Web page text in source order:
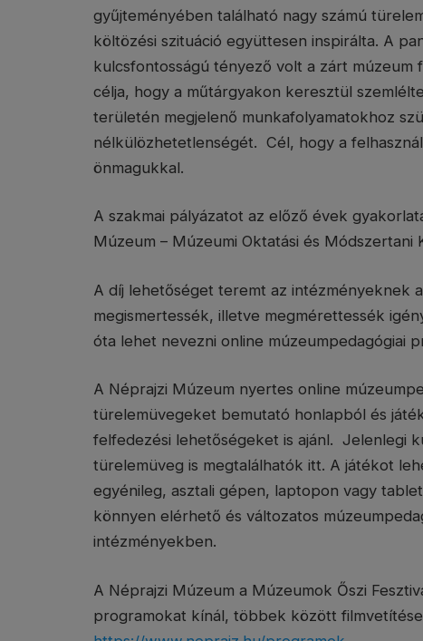
gyűjteményében található nagy számú
költözési szituáció együttesen inspirálta. A
kulcsfontosságú tényező volt a zárt múzeum
célja, hogy a műtárgyakon keresztül
területén megjelenő munkafolyamatokhoz
nélkülözhetetlenségét. Cél, hogy a
önmagukkal.
A szakmai pályázatot az előző évek
Múzeum – Múzeumi Oktatási és Módszertani
A díj lehetőséget teremt az intézményeknek
megismertessék, illetve megmérettessék
óta lehet nevezni online múzeumpedagógiai
A Néprajzi Múzeum nyertes online
türelemüvegeket bemutató honlapból és
felfedezési lehetőségeket is ajánl. Jelenlegi
türelemüveg is megtalálhatók itt. A játékot
egyénileg, asztali gépen, laptopon vagy
könnyen elérhető és változatos
intézményekben.
A Néprajzi Múzeum a Múzeumok Őszi
programokat kínál, többek között